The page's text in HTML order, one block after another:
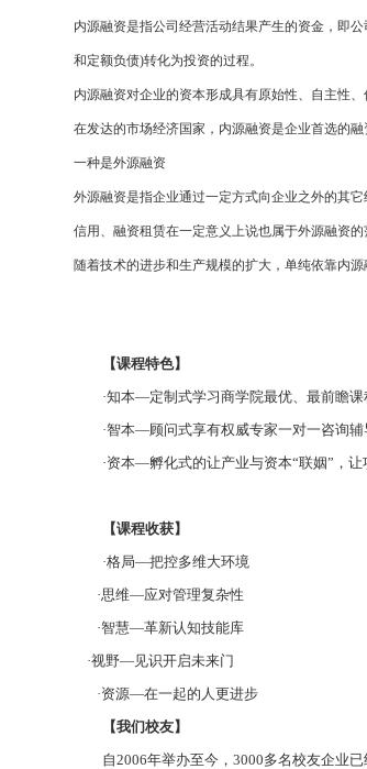
内源融资是指公司经营活动结果产生的资金，即
和定额负债)转化为投资的过程。
内源融资对企业的资本形成具有原始性、自主性
在发达的市场经济国家，内源融资是企业首选的融
一种是外源融资
外源融资是指企业通过一定方式向企业之外的其
信用、融资租赁在一定意义上说也属于外源融资
随着技术的进步和生产规模的扩大，单纯依靠内
【课程特色】
·知本—定制式学习商学院最优、最前瞻课
·智本—顾问式享有权威专家一对一咨询辅
·资本—孵化式的让产业与资本“联姻”，让
【课程收获】
·格局—把控多维大环境
·思维—应对管理复杂性
·智慧—革新认知技能库
·视野—见识开启未来门
·资源—在一起的人更进步
【我们校友】
自2006年举办至今，3000多名校友企业